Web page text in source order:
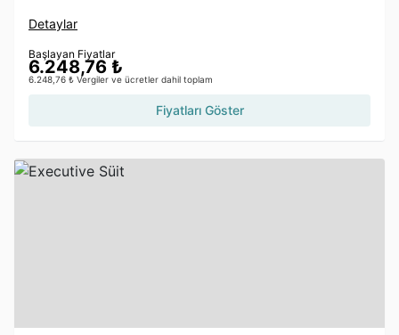
Detaylar
Başlayan Fiyatlar
6.248,76 ₺
6.248,76 ₺ Vergiler ve ücretler dahil toplam
Fiyatları Göster